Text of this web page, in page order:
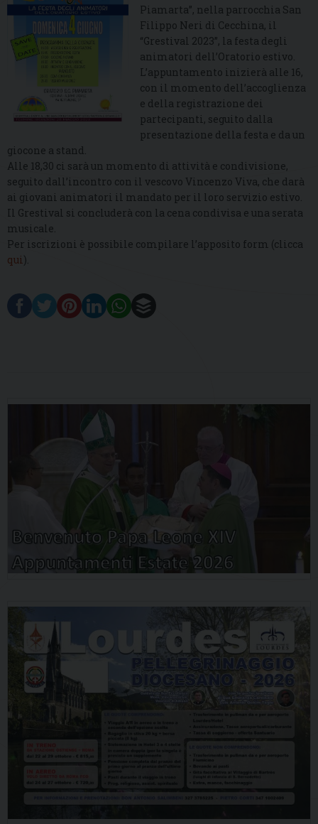
Piamarta”, nella parrocchia San
Filippo Neri di Cecchina, il
“Grestival 2023”, la festa degli
animatori dell’Oratorio estivo.
L’appuntamento inizierà alle 16,
con il momento dell’accoglienza
e della registrazione dei
partecipanti, seguito dalla
presentazione della festa e da un
giocone a stand.
Alle 18,30 ci sarà un momento di attività e condivisione,
seguito dall’incontro con il vescovo Vincenzo Viva, che darà
ai giovani animatori il mandato per il loro servizio estivo.
Il Grestival si concluderà con la cena condivisa e una serata
musicale.
Per iscrizioni è possibile compilare l’apposito form (clicca
qui).